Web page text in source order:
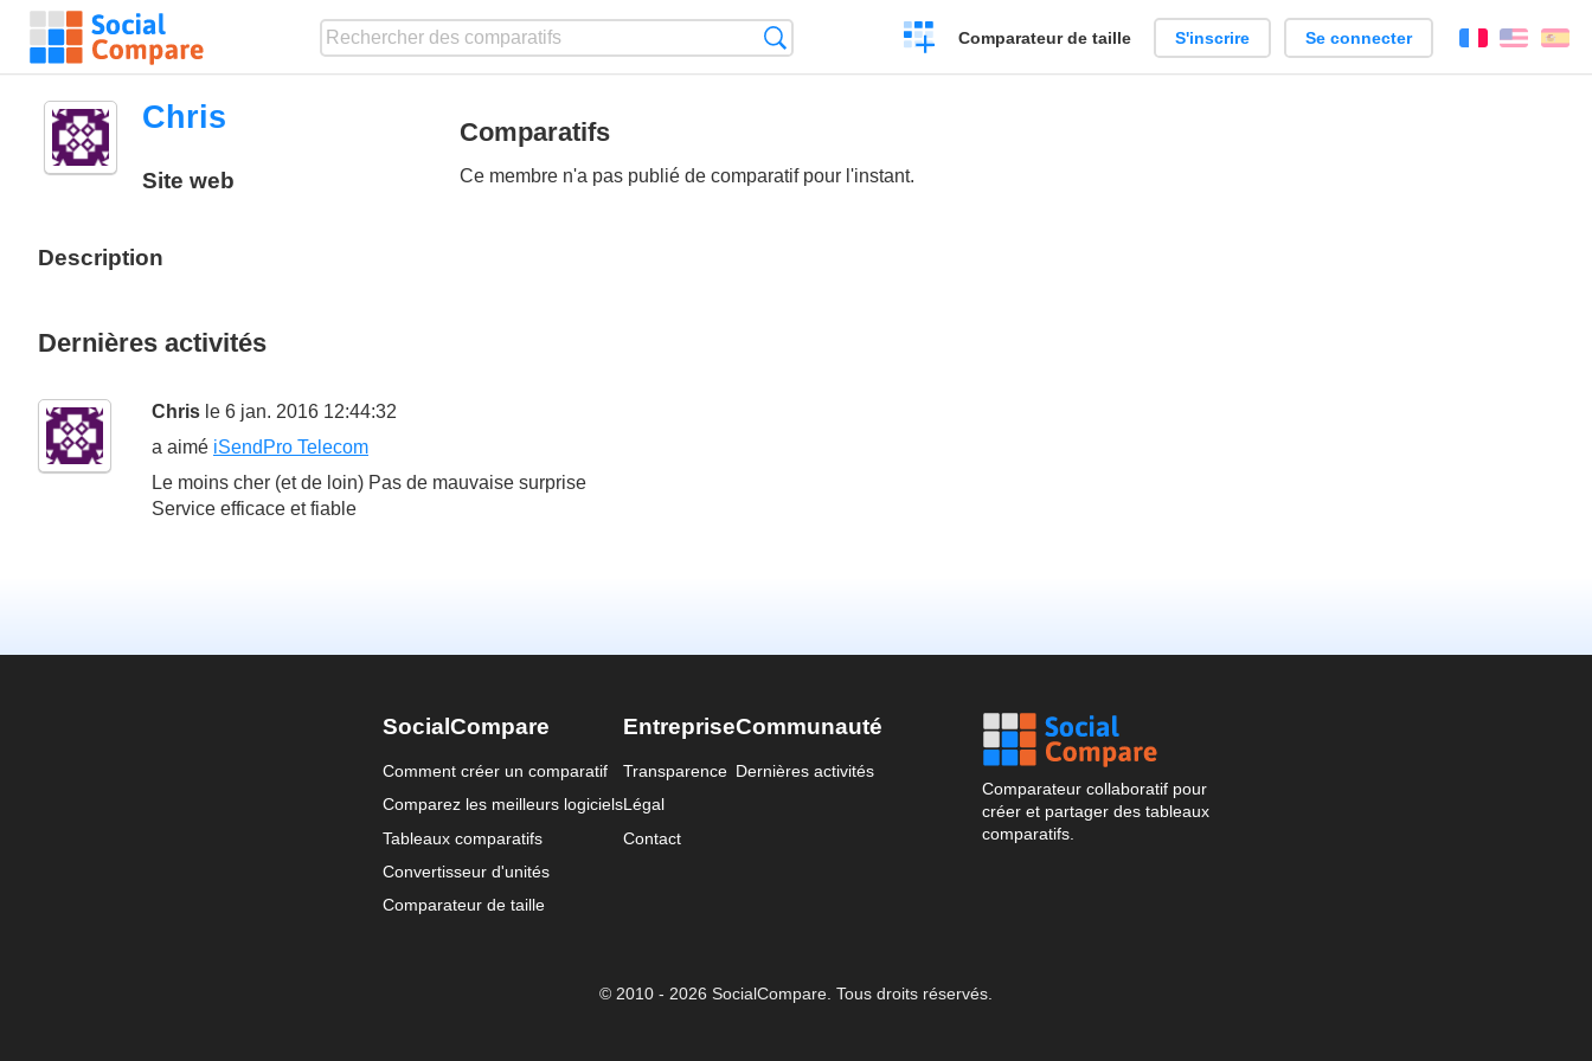
Créer
un
Comparateur de taille S'inscrire Se connecter FrançaisEnglish
Chris
Site web
Description
Comparatifs
Ce membre n'a pas publié de comparatif pour l'instant.
Dernières activités
Chris le 6 jan. 2016 12:44:32
a aimé iSendPro Telecom
Le moins cher (et de loin) Pas de mauvaise surprise
Service efficace et fiable
SocialCompare
Comment créer un comparatif
Comparez les meilleurs logiciels
Tableaux comparatifs
Convertisseur d'unités
Comparateur de taille
Entreprise
Transparence
Légal
Contact
Communauté
Dernières activités
Comparateur collaboratif pour
créer et partager des tableaux
comparatifs.
© 2010 - 2026 SocialCompare. Tous droits réservés.